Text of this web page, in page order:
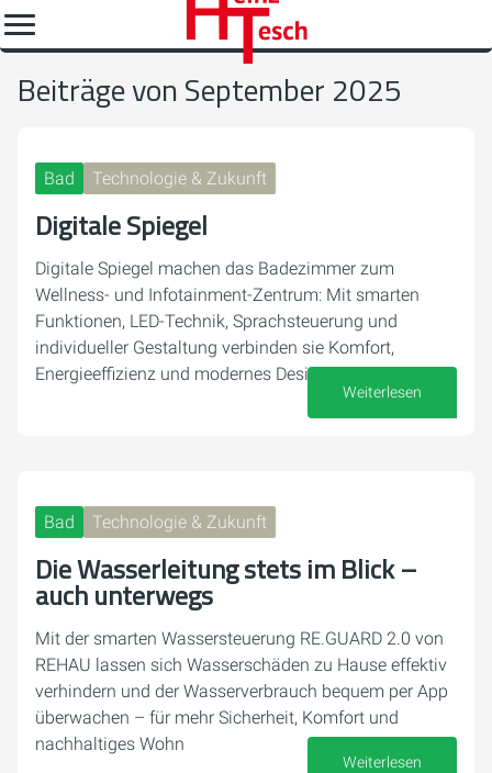
Beiträge von September 2025
Bad Technologie & Zukunft
Digitale Spiegel
Digitale Spiegel machen das Badezimmer zum
Wellness- und Infotainment-Zentrum: Mit smarten
Funktionen, LED-Technik, Sprachsteuerung und
individueller Gestaltung verbinden sie Komfort,
Energieeffizienz und modernes Design.
Weiterlesen
Bad Technologie & Zukunft
Die Wasserleitung stets im Blick –
auch unterwegs
Mit der smarten Wassersteuerung RE.GUARD 2.0 von
REHAU lassen sich Wasserschäden zu Hause effektiv
verhindern und der Wasserverbrauch bequem per App
überwachen – für mehr Sicherheit, Komfort und
nachhaltiges Wohn
Weiterlesen